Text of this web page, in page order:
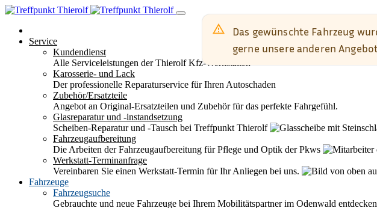
Service
Kundendienst
Alle Serviceleistungen der Thierolf Kfz-Werkstätten
Karosserie- und Lack
Der professionelle Reparaturservice für Ihren Autoschaden
Zubehör/Ersatzteile
Angebot an Original-Ersatzteilen und Zubehör für das perfekte Fahrgefühl.
Glasreparatur und -instandsetzung
Scheiben-Reparatur und -Tausch bei Treffpunkt Thierolf
Fahrzeugaufbereitung
Die Arbeiten der Fahrzeugaufbereitung für Pflege und Optik der Pkws
Werkstatt-Terminanfrage
Vereinbaren Sie einen Werkstatt-Termin für Ihr Anliegen bei uns.
Fahrzeuge
Fahrzeugsuche
Gebrauchte und neue Fahrzeuge bei Ihrem Mobilitätspartner im Odenwald entdecken